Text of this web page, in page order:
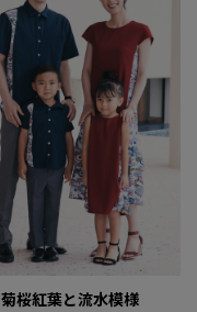
菊桜紅葉と流水模様